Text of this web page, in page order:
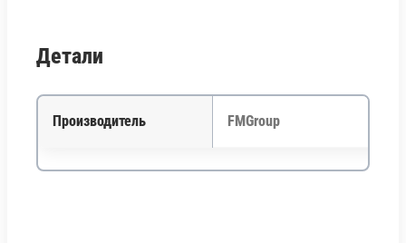
Детали
Производитель FMGroup